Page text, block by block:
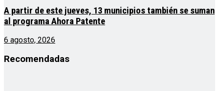
A partir de este jueves, 13 municipios también se suman
al programa Ahora Patente
6 agosto, 2026
Recomendadas